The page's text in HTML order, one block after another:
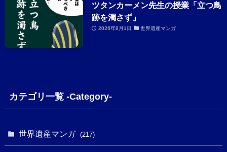
ツタンカーメン先生の授業「立つ鳥
跡を濁さず」
2026年8月1日 世界遺産マンガ
カテゴリ一覧 -Category-
世界遺産マンガ (217)